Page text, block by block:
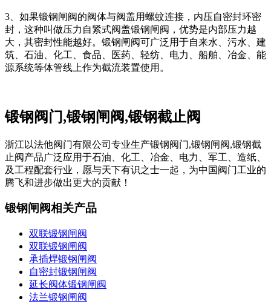
3、如果锻钢闸阀的阀体与阀盖用螺蚊连接，内压自密封环密
封，这种叫做压力自紧式阀盖锻钢闸阀，优势是内部压力越
大，其密封性能越好。锻钢闸阀可广泛用于自来水、污水、建
筑、石油、化工、食品、医药、轻纺、电力、船舶、冶金、能
源系统等体管线上作为截流装置使用。
锻钢阀门,锻钢闸阀,锻钢截止阀
浙江以法他阀门有限公司专业生产锻钢阀门,锻钢闸阀,锻钢截
止阀产品广泛应用于石油、化工、冶金、电力、军工、造纸、
及工程配套行业，愿与天下有识之士一起，为中国阀门工业的
腾飞和进步做出更大的贡献！
锻钢闸阀相关产品
双联锻钢闸阀
双联锻钢闸阀
承插焊锻钢闸阀
自密封锻钢闸阀
延长阀体锻钢闸阀
法兰锻钢闸阀